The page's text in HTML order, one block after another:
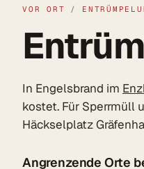
VOR ORT /
In Engelsbrand im
kostet. Für Sperrmüll
Häckselplatz
Angrenzende Orte